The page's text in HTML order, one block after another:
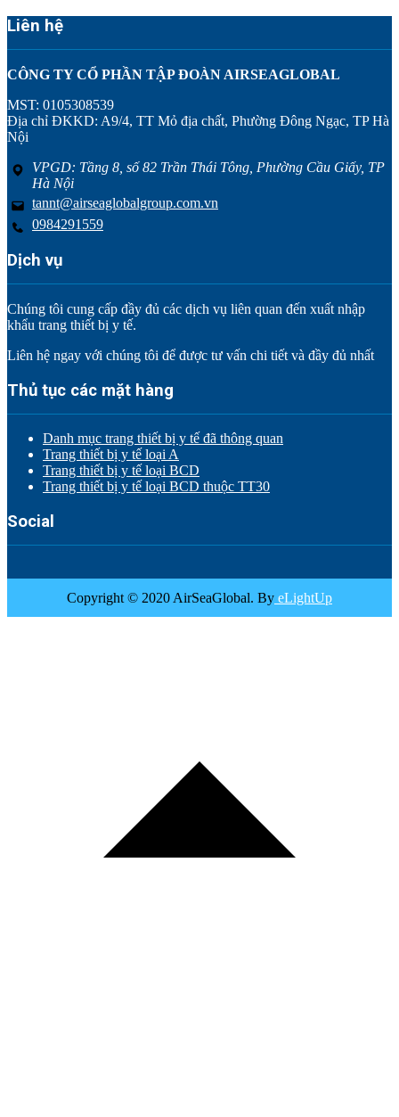
Liên hệ
CÔNG TY CỔ PHẦN TẬP ĐOÀN AIRSEAGLOBAL
MST: 0105308539
Địa chỉ ĐKKD: A9/4, TT Mỏ địa chất, Phường Đông Ngạc, TP Hà
Nội
VPGD: Tầng 8, số 82 Trần Thái Tông, Phường Cầu Giấy, TP
Hà Nội
tannt@airseaglobalgroup.com.vn
0984291559
Dịch vụ
Chúng tôi cung cấp đầy đủ các dịch vụ liên quan đến xuất nhập
khẩu trang thiết bị y tế.
Liên hệ ngay với chúng tôi để được tư vấn chi tiết và đầy đủ nhất
Thủ tục các mặt hàng
Danh mục trang thiết bị y tế đã thông quan
Trang thiết bị y tế loại A
Trang thiết bị y tế loại BCD
Trang thiết bị y tế loại BCD thuộc TT30
Social
Copyright © 2020 AirSeaGlobal. By eLightUp